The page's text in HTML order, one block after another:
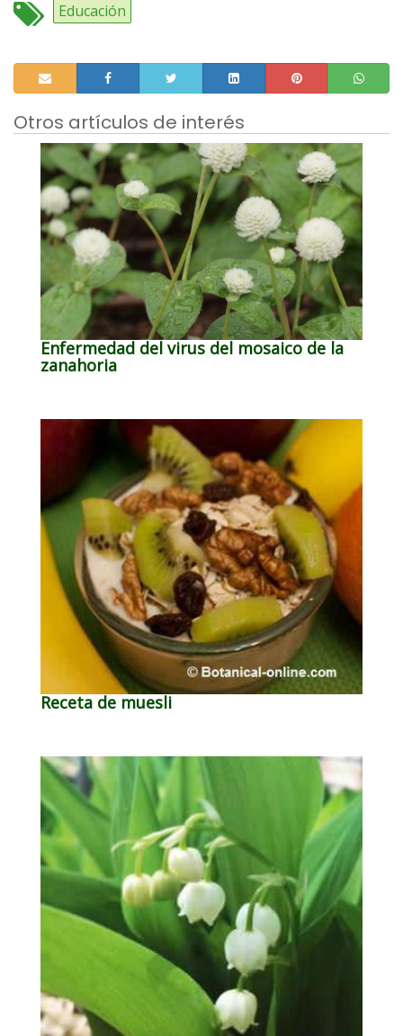
Educación
Otros artículos de interés
Enfermedad del virus del mosaico de la
zanahoria
Receta de muesli